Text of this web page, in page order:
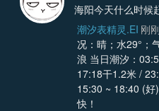
海阳今天什么时候
潮汐表精灵.EI 刚刚
况：晴；水29°；
浪 当日潮汐：
17:18干1.2米 /
15:30 ~ 18:40 (好
快！